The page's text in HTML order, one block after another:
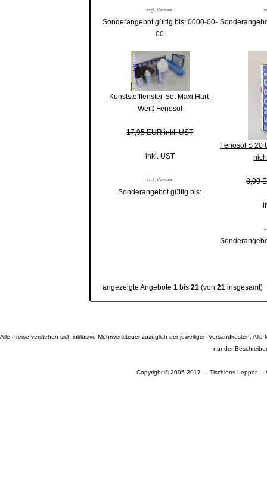
zzgl. Versand
Sonderangebot gültig bis: 0000-00-
00
Kunststofffenster-Set Maxi Hart-
Weiß Fenosol
17,95 EUR inkl. UST
inkl. UST
zzgl. Versand
Sonderangebot gültig bis:
Fenosol S 20
8,90
angezeigte Angebote 1 bis 21 (von 21 insgesamt)
Alle Preise verstehen sich inklusive Mehrwertsteuer zuzüglich der jeweiligen Versandkosten.
nur der
Copyright © 2005-2017 --- Tischlerei Lepper